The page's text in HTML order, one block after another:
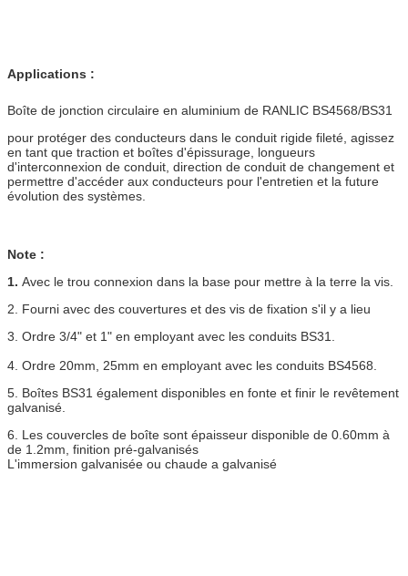
Applications :
Boîte de jonction circulaire en aluminium de RANLIC BS4568/BS31
pour protéger des conducteurs dans le conduit rigide fileté, agissez
en tant que traction et boîtes d'épissurage, longueurs
d'interconnexion de conduit, direction de conduit de changement et
permettre d'accéder aux conducteurs pour l'entretien et la future
évolution des systèmes.
Note :
1. Avec le trou connexion dans la base pour mettre à la terre la vis.
2. Fourni avec des couvertures et des vis de fixation s'il y a lieu
3. Ordre 3/4" et 1" en employant avec les conduits BS31.
4. Ordre 20mm, 25mm en employant avec les conduits BS4568.
5. Boîtes BS31 également disponibles en fonte et finir le revêtement
galvanisé.
6. Les couvercles de boîte sont épaisseur disponible de 0.60mm à
de 1.2mm, finition pré-galvanisés
L'immersion galvanisée ou chaude a galvanisé